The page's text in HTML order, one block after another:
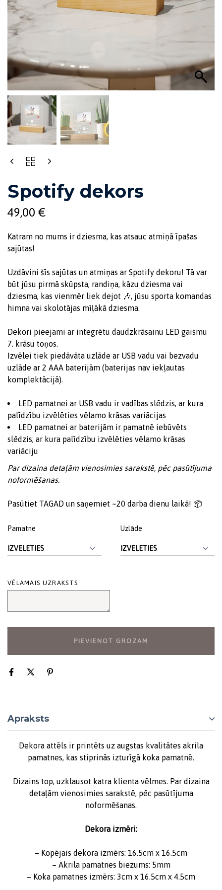
Spotify dekors
49,00 €
Katram no mums ir dziesma, kas atsauc atmiņā īpašas
sajūtas!
Uzdāvini šīs sajūtas un atmiņas ar Spotify dekoru! Tā var
būt jūsu pirmā skūpsta, randiņa, kāzu dziesma vai
dziesma, kas vienmēr liek dejot 🎶, jūsu sporta komandas
himna vai skolotājas mīļākā dziesma.
Dekori pieejami ar integrētu daudzkrāsainu LED gaismu
7. krāsu toņos.
Izvēlei tiek piedāvāta uzlāde ar USB vadu vai bezvadu
uzlāde ar 2 AAA baterijām (baterijas nav iekļautas
komplektācijā).
LED pamatnei ar USB vadu ir vadības slēdzis, ar kura
palīdzību izvēlēties vēlamo krāsas variācijas
LED pamatnei ar baterijām ir pamatnē iebūvēts
slēdzis, ar kura palīdzību izvēlēties vēlamo krāsas
variāciju
Par dizaina detaļām vienosimies sarakstē, pēc pasūtījuma
noformēšanas.
Pasūtiet TAGAD un saņemiet ~20 darba dienu laikā! 📦
Pamatne Uzlāde
VĒLAMAIS UZRAKSTS
PIEVIENOT GROZAM
ALTERNATIVE:
Apraksts
Dekora attēls ir printēts uz augstas kvalitātes akrila
pamatnes, kas stiprinās izturīgā koka pamatnē.
Dizains top, uzklausot katra klienta vēlmes. Par dizaina
detaļām vienosimies sarakstē, pēc pasūtījuma
noformēšanas.
Dekora izmēri:
– Kopējais dekora izmērs: 16.5cm x 16.5cm
– Akrila pamatnes biezums: 5mm
– Koka pamatnes izmērs: 3cm x 16.5cm x 4.5cm